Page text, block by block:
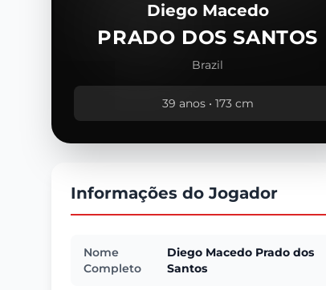
Diego Macedo
PRADO DOS SANTOS
Brazil
39 anos • 173 cm
Informações do Jogador
Nome
Completo
Diego Macedo Prado dos
Santos